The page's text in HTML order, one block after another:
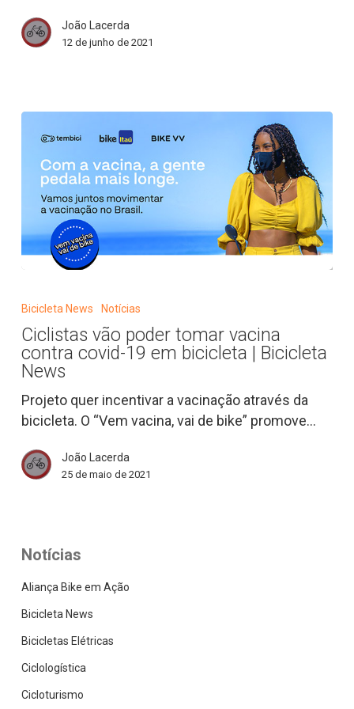
Brasil
João Lacerda
12 de junho de 2021
vão
tomar
vacina
contra
covid-
19
bicicleta
Bicicleta News Notícias
Ciclistas vão poder tomar vacina
contra covid-19 em bicicleta | Bicicleta
News
Projeto quer incentivar a vacinação através da
bicicleta. O “Vem vacina, vai de bike” promove…
João Lacerda
25 de maio de 2021
Notícias
Aliança Bike em Ação
Bicicleta News
Bicicletas Elétricas
Ciclologística
Cicloturismo